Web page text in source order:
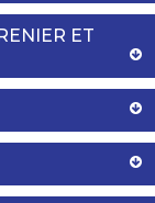
ET